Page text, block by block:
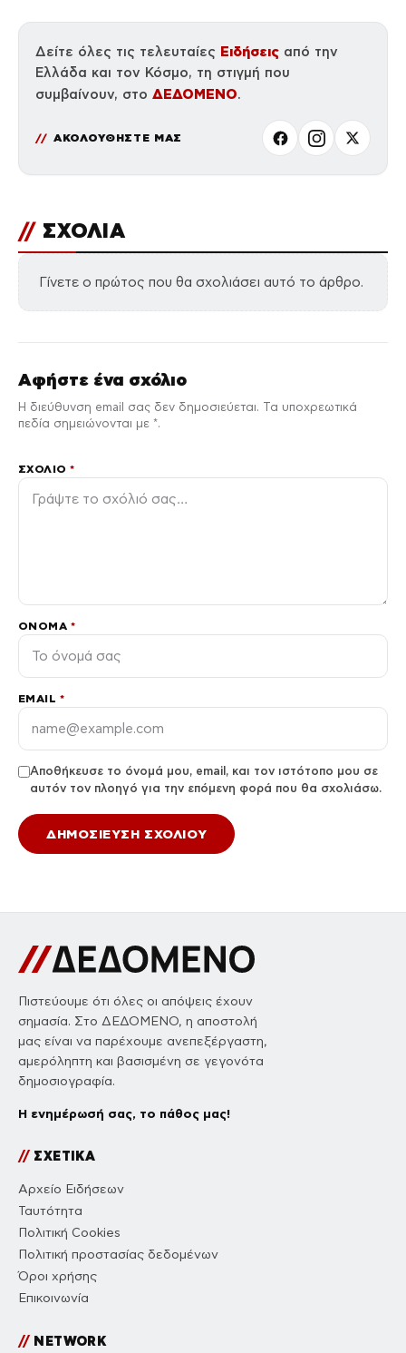
Δείτε όλες τις τελευταίες Ειδήσεις από την
Ελλάδα και τον Κόσμο, τη στιγμή που
συμβαίνουν, στο ΔΕΔΟΜΕΝΟ.
ΑΚΟΛΟΥΘΗΣΤΕ ΜΑΣ
// ΣΧΟΛΙΑ
Γίνετε ο πρώτος που θα σχολιάσει αυτό το άρθρο.
Αφήστε ένα σχόλιο
Η διεύθυνση email σας δεν δημοσιεύεται. Τα υποχρεωτικά
πεδία σημειώνονται με *.
ΣΧΌΛΙΟ*
ΌΝΟΜΑ *
EMAIL *
Αποθήκευσε το όνομά μου, email, και τον ιστότοπο μου σε
αυτόν τον πλοηγό για την επόμενη φορά που θα σχολιάσω.
Πιστεύουμε ότι όλες οι απόψεις έχουν
σημασία. Στο ΔΕΔΟΜΕΝΟ, η αποστολή
μας είναι να παρέχουμε ανεπεξέργαστη,
αμερόληπτη και βασισμένη σε γεγονότα
δημοσιογραφία.
Η ενημέρωσή σας, το πάθος μας!
//ΣΧΕΤΙΚΑ
Αρχείο Ειδήσεων
Ταυτότητα
Πολιτική Cookies
Πολιτική προστασίας δεδομένων
Όροι χρήσης
Επικοινωνία
//NETWORK